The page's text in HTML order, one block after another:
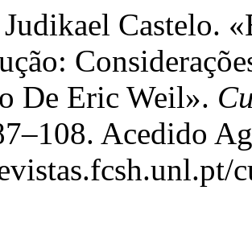
Castelo.
De Eric Weil».
Acedido